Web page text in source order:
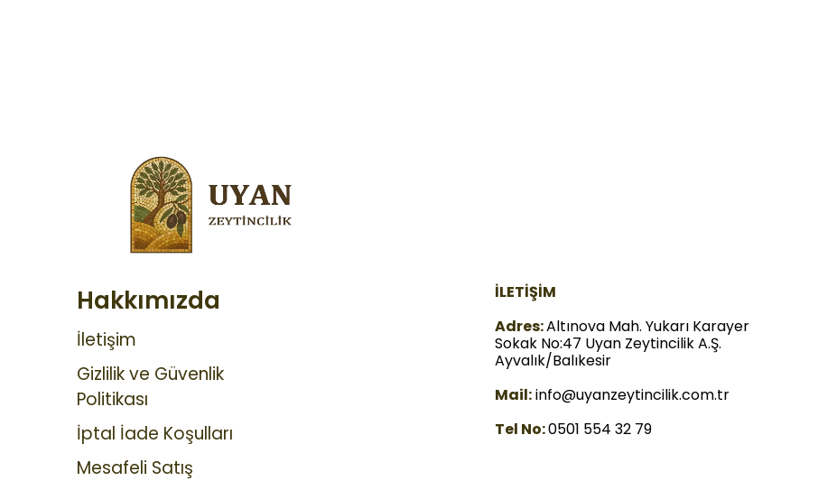
Hakkımızda
İletişim
Gizlilik ve Güvenlik
Politikası
İptal İade Koşulları
Mesafeli Satış
İLETİŞİM
Adres:Altınova Mah. Yukarı Karayer
Sokak No:47 Uyan Zeytincilik A.Ş.
Ayvalık/Balıkesir
Mail:info@uyanzeytincilik.com.tr
Tel No:0501 554 32 79